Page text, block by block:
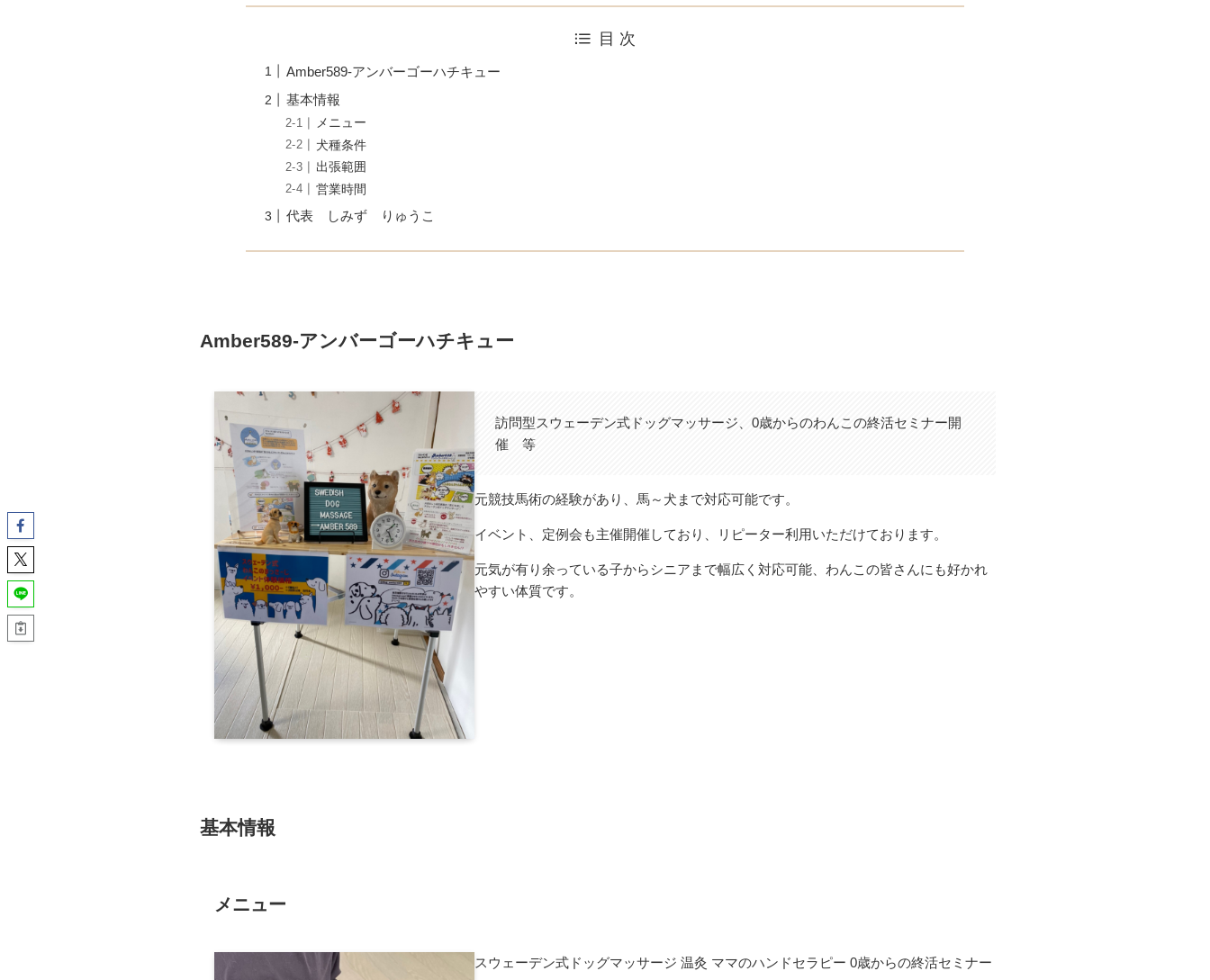
目 次
Amber589-アンバーゴーハチキュー
基本情報
メニュー
犬種条件
出張範囲
営業時間
代表 しみず りゅうこ
Amber589-アンバーゴーハチキュー
訪問型スウェーデン式ドッグマッサージ、0歳からのわんこの終活セミナー開
催 等
元競技馬術の経験があり、馬～犬まで対応可能です。
イベント、定例会も主催開催しており、リピーター利用いただけております。
元気が有り余っている子からシニアまで幅広く対応可能、わんこの皆さんにも好かれ
やすい体質です。
基本情報
メニュー
スウェーデン式ドッグマッサージ 温灸 ママのハンドセラピー 0歳からの終活セミナー